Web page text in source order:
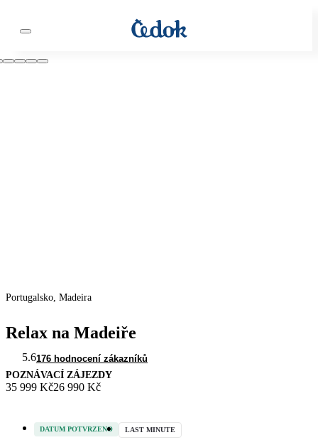
Portugalsko, Madeira
Relax na Madeiře
5.6176 hodnocení zákazníků
POZNÁVACÍ ZÁJEZDY
35 999 Kč26 990 Kč
DATUM POTVRZENO LAST MINUTE